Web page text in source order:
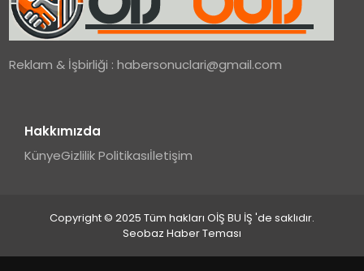
Reklam & İşbirliği :habersonuclari@gmail.com
Hakkımızda
KünyeGizlilik Politikasıİletişim
Copyright © 2025 Tüm hakları OİŞ BU İŞ 'de saklıdır.
Seobaz Haber Teması